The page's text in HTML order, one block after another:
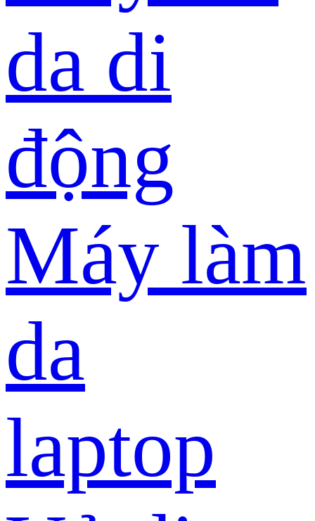
da di
động
Máy làm
da
laptop